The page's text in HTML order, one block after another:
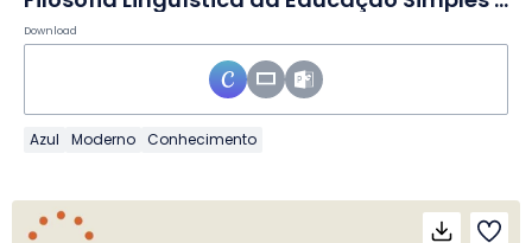
Download
Azul Moderno Conhecimento